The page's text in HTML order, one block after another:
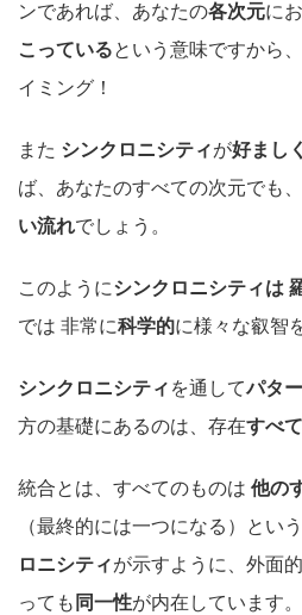
ンであれば、あなたの各次元に
こっているという意味ですから
イミング！
また シンクロニシティが好まし
ば、あなたのすべての次元でも
い流れでしょう。
このようにシンクロニシティは
では 非常に科学的に様々な叡智
シンクロニシティ を通してパタ
方の基礎にあるのは、存在すべ
統合とは、すべてのものは 他の
（最終的には一つになる）とい
ロニシティが示すように、外面
っても 同一性が内在しています。